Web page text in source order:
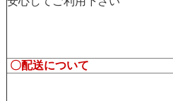
〇配送について